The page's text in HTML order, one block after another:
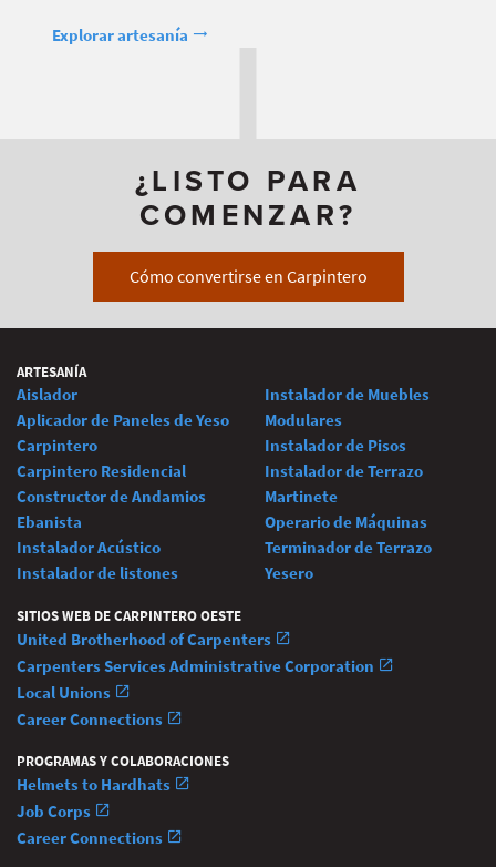
Explorar artesanía
¿LISTO PARA
COMENZAR?
Cómo convertirse en Carpintero
ARTESANÍA
Aislador
Aplicador de Paneles de Yeso
Carpintero
Carpintero Residencial
Constructor de Andamios
Ebanista
Instalador Acústico
Instalador de listones
Instalador de Muebles
Modulares
Instalador de Pisos
Instalador de Terrazo
Martinete
Operario de Máquinas
Terminador de Terrazo
Yesero
SITIOS WEB DE CARPINTERO OESTE
United Brotherhood of Carpenters
Carpenters Services Administrative Corporation
Local Unions
Career Connections
PROGRAMAS Y COLABORACIONES
Helmets to Hardhats
Job Corps
Career Connections